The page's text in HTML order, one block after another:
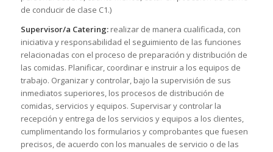
de conducir de clase C1.)
Supervisor/a Catering:realizar de manera cualificada, con
iniciativa y responsabilidad el seguimiento de las funciones
relacionadas con el proceso de preparación y distribución de
las comidas. Planificar, coordinar e instruir a los equipos de
trabajo. Organizar y controlar, bajo la supervisión de sus
inmediatos superiores, los procesos de distribución de
comidas, servicios y equipos. Supervisar y controlar la
recepción y entrega de los servicios y equipos a los clientes,
cumplimentando los formularios y comprobantes que fuesen
precisos, de acuerdo con los manuales de servicio o de las